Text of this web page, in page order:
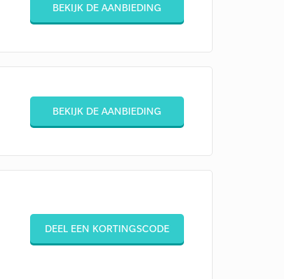
BEKIJK DE AANBIEDING
BEKIJK DE AANBIEDING
DEEL EEN KORTINGSCODE